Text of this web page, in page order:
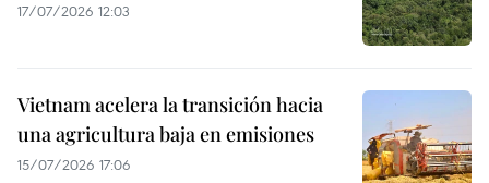
17/07/2026 12:03
Vietnam acelera la transición hacia
una agricultura baja en emisiones
15/07/2026 17:06